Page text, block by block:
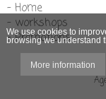
- Home
- workshops
- Promotions
We use cookies to
browsing we understand
More information